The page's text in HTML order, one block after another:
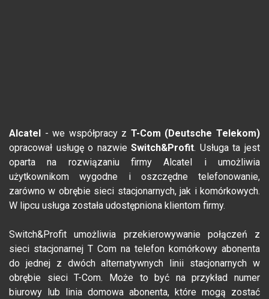
Alcatel - we współpracy z T-Com (Deutsche Telekom)
opracował usługę o nazwieSwitch&Profit. Usługa ta jest
oparta na rozwiązaniu firmy Alcatel i umożliwia
użytkownikom wygodne i oszczędne telefonowanie,
zarówno w obrębie sieci stacjonarnych, jak i komórkowych.
W lipcu usługa została udostępniona klientom firmy.
Switch&Profit umożliwia przekierowywanie połączeń z
sieci stacjonarnej T Com na telefon komórkowy abonenta
do jednej z dwóch alternatywnych linii stacjonarnych w
obrębie sieci T-Com. Może to być na przykład numer
biurowy lub linia domowa abonenta, które mogą zostać